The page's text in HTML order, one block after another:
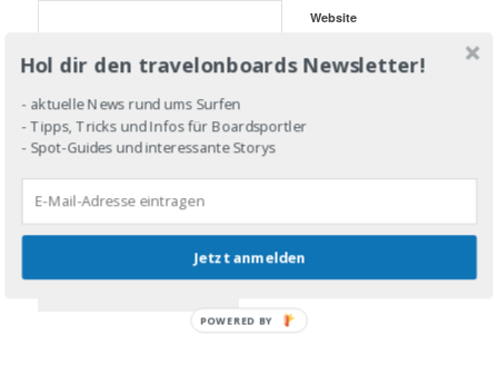
Website
Hol dir den travelonboards Newsletter!
- aktuelle News rund ums Surfen
- Tipps, Tricks und Infos für Boardsportler
- Spot-Guides und interessante Storys
Jetzt anmelden
POWERED BY